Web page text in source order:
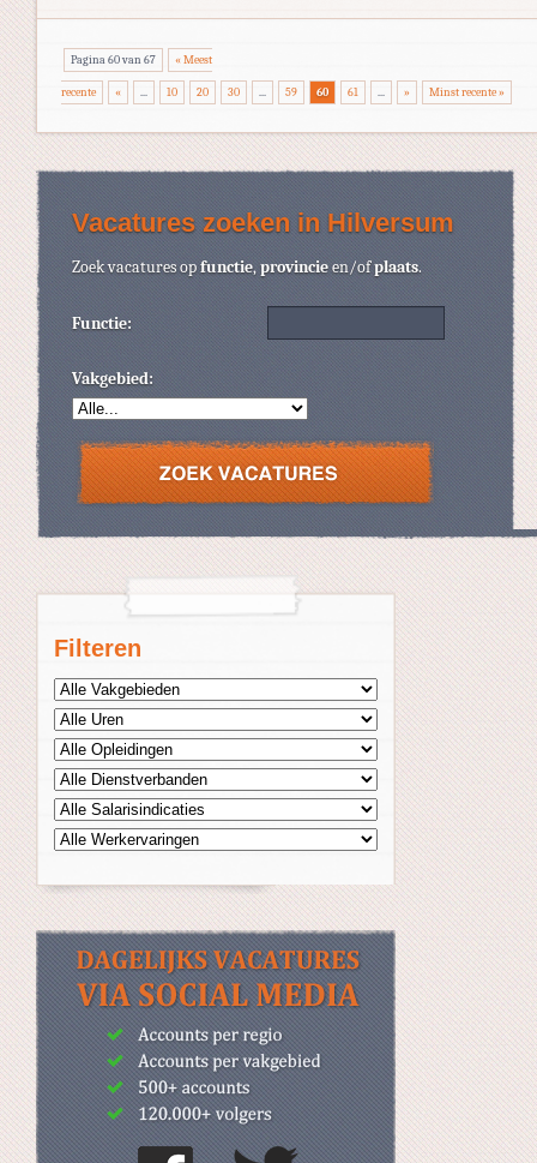
Filteren
Pagina 60 van 67 « Meest
recente « ... 10 20 30 ... 59 60 61 ... » Minst recente »
Vacatures zoeken in Hilversum
Zoek vacatures opfunctie,provincieen/ofplaats.
Functie:
Vakgebied: